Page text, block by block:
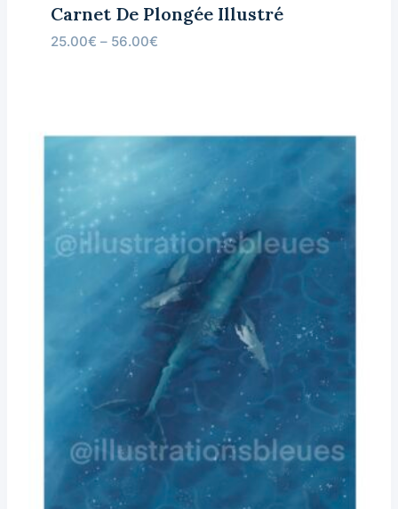
Carnet De Plongée Illustré
25.00€ – 56.00€